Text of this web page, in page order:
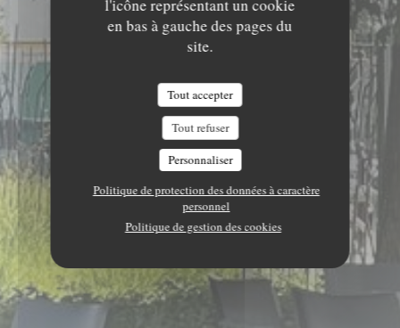
l'icône représentant un cookie
en bas à gauche des pages du
site.
Tout accepter
Tout refuser
Personnaliser
Politique de protection des données à caractère
personnel
Politique de gestion des cookies